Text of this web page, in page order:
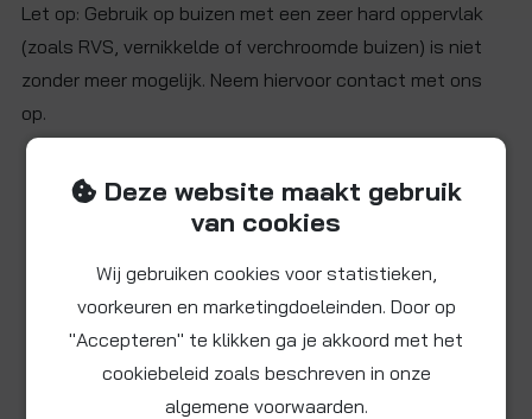
Let op: Gebruik op buizen met een zeer hard oppervlak
(zoals RVS, vernikkelde of verchroomde buizen) is niet
zonder meer mogelijk. Neem hiervoor contact met ons
op.
Beschikbare video
Deze website maakt gebruik
van cookies
Wij gebruiken cookies voor statistieken,
voorkeuren en marketingdoeleinden. Door op
"Accepteren" te klikken ga je akkoord met het
cookiebeleid zoals beschreven in onze
algemene voorwaarden.